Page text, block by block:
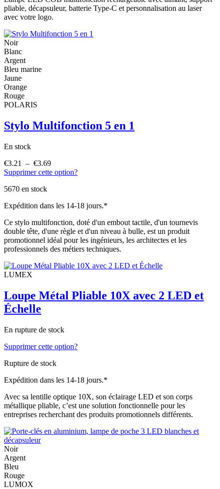
pliable, décapsuleur, batterie Type-C et personnalisation au laser
avec votre logo.
Noir
Blanc
Argent
Bleu marine
Jaune
Orange
Rouge
POLARIS
Stylo Multifonction 5 en 1
En stock
€3.21 – €3.69
de
€3.69
Supprimer cette option?
variations.
options
peuvent
être
choisies
la
produit
5670 en stock
Expédition dans les 14-18 jours.*
Ce stylo multifonction, doté d'un embout tactile, d'un tournevis
double tête, d'une règle et d'un niveau à bulle, est un produit
promotionnel idéal pour les ingénieurs, les architectes et les
professionnels des métiers techniques.
LUMEX
Loupe Métal Pliable 10X avec 2 LED et
Échelle
En rupture de stock
Supprimer cette option?
Rupture de stock
Expédition dans les 14-18 jours.*
Avec sa lentille optique 10X, son éclairage LED et son corps
métallique pliable, c’est une solution fonctionnelle pour les
entreprises recherchant des produits promotionnels différents.
Noir
Argent
Bleu
Rouge
LUMOX